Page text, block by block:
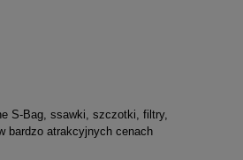
S-Bag, ssawki, szczotki, filtry,
bardzo atrakcyjnych cenach